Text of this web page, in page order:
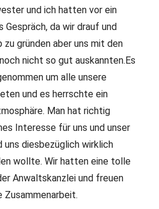
und ich hatten vor ein
Gespräch, da wir drauf und
gründen aber uns mit den
nicht so gut auskannten.Es
um alle unsere
und es herrschte ein
Man hat richtig
Interesse für uns und unser
diesbezüglich wirklich
wollte. Wir hatten eine tolle
Anwaltskanzlei und freuen
Zusammenarbeit.